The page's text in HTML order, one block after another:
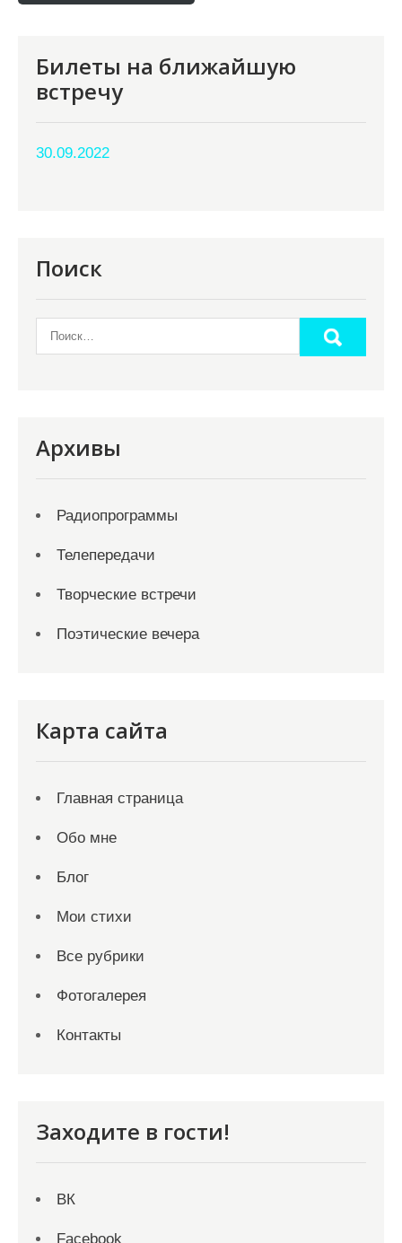
Билеты на ближайшую
встречу
30.09.2022
Поиск
Архивы
Радиопрограммы
Телепередачи
Творческие встречи
Поэтические вечера
Карта сайта
Главная страница
Обо мне
Блог
Мои стихи
Все рубрики
Фотогалерея
Контакты
Заходите в гости!
ВК
Facebook